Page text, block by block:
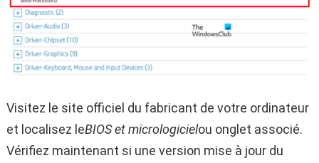
Visitez le site officiel du fabricant de votre ordinateur
et localisez leBIOS et micrologicielou onglet associé.
Vérifiez maintenant si une version mise à jour du